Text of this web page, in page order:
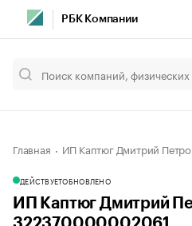
РБК Компании
Главная ИП Каптюг Дмитрий
ДЕЙСТВУЕТОБНОВЛЕНО
ИП Каптюг Дмитрий